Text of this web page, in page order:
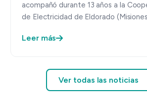
acompañó durante 13 años a la
de Electricidad de Eldorado
Leer más
Ver todas las noticias